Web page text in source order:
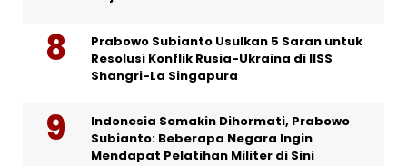
Prabowo Subianto Usulkan 5 Saran untuk
Resolusi Konflik Rusia-Ukraina di IISS
Shangri-La Singapura
Indonesia Semakin Dihormati, Prabowo
Subianto: Beberapa Negara Ingin
Mendapat Pelatihan Militer di Sini